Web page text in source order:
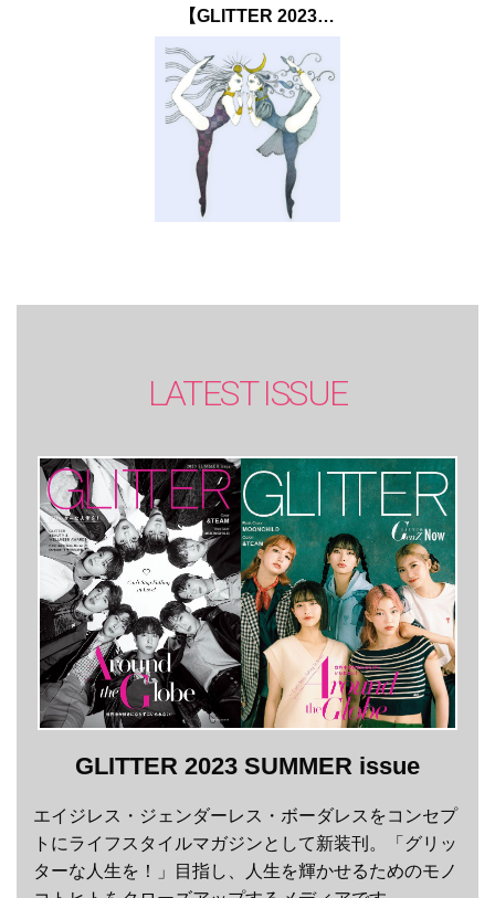
【GLITTER 2023
SUMMER issue】
LATEST ISSUE
GLITTER 2023 SUMMER issue
エイジレス・ジェンダーレス・ボーダレスをコンセプ
トにライフスタイルマガジンとして新装刊。「グリッ
ターな人生を！」目指し、人生を輝かせるためのモノ